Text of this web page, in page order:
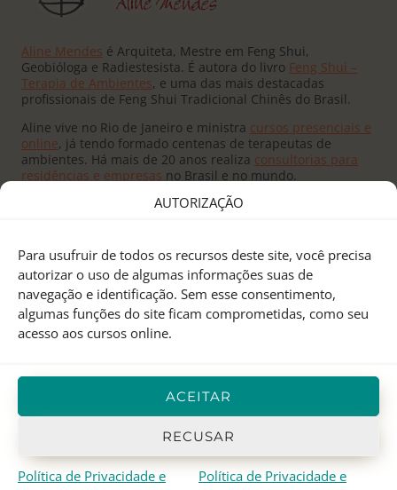
AUTORIZAÇÃO
Para usufruir de todos os recursos deste site, você precisa
autorizar o uso de algumas informações suas de
navegação e identificação. Sem esse consentimento,
algumas funções do site ficam comprometidas, como seu
acesso aos cursos online.
ACEITAR
RECUSAR
Política de Privacidade e
Política de Privacidade e
Aline Mendes é Arquiteta, Mestre em Feng Shui,
Geobióloga e Radiestesista. É autora do livro Feng Shui –
Terapia de Ambientes, e uma das mais destacadas
profissionais de Feng Shui Tradicional Chinês do Brasil.
Aline vive no Rio de Janeiro e ministra cursos presenciais e
online, já tendo formado centenas de terapeutas de
ambientes. Há mais de 20 anos realiza consultorias para
residências e empresas no Brasil e no mundo.
Fundado pelo Mestre Joseph Yu no Canadá, o
Feng Shui
Research Centeré um centro de pesquisas e treinamento
em Feng Shui Tradicional Chinês, Astrologia Chinesa e I
Aline Mendesrepresenta o FSRC no Brasil desde 2000, e
título de Mestre
únicaMentora Oficialdo FSRC em língua portuguesa.